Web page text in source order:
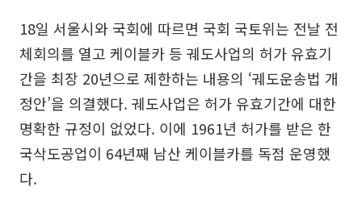
18일 서울시와 국회에 따르면 국회 국토위는 전날 전
체회의를 열고 케이블카 등 궤도사업의 허가 유효기
간을 최장 20년으로 제한하는 내용의 ‘궤도운송법 개
정안’을 의결했다. 궤도사업은 허가 유효기간에 대한
명확한 규정이 없었다. 이에 1961년 허가를 받은 한
국삭도공업이 64년째 남산 케이블카를 독점 운영했
다.